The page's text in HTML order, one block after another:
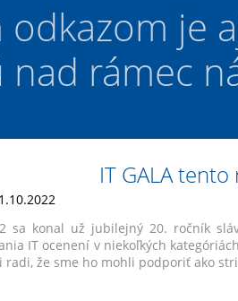
odkazom je
nad rámec
IT GALA
sa konal už jubilejný 20. ročník
IT ocenení v niekoľkých
radi, že sme ho mohli podporiť ako